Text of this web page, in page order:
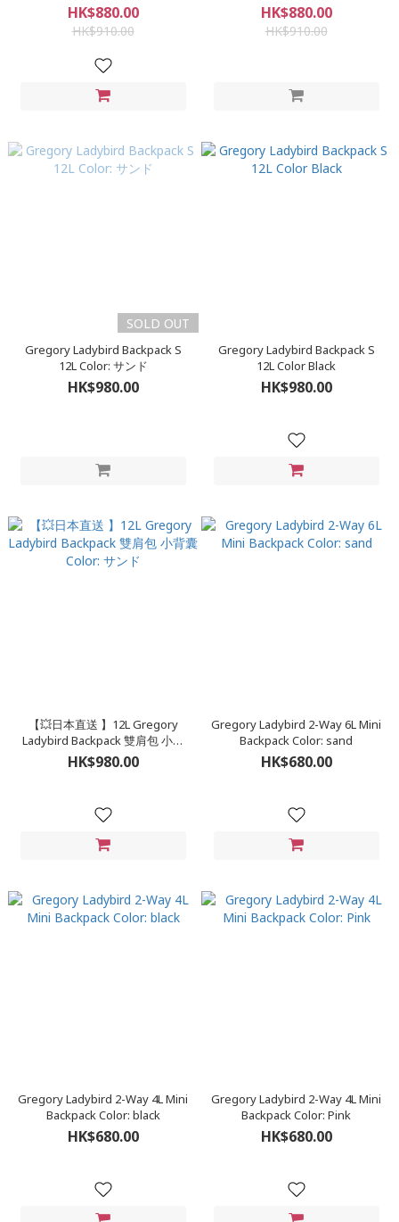
HK$880.00
HK$910.00
HK$880.00
HK$910.00
SOLD OUT
Gregory Ladybird Backpack S
12L Color: サンド
HK$980.00
Gregory Ladybird Backpack S
12L Color Black
HK$980.00
【💥日本直送 】12L Gregory
Ladybird Backpack 雙肩包 小背
囊 Color: サンド
HK$980.00
Gregory Ladybird 2-Way 6L Mini
Backpack Color: sand
HK$680.00
Gregory Ladybird 2-Way 4L Mini
Backpack Color: black
HK$680.00
Gregory Ladybird 2-Way 4L Mini
Backpack Color: Pink
HK$680.00